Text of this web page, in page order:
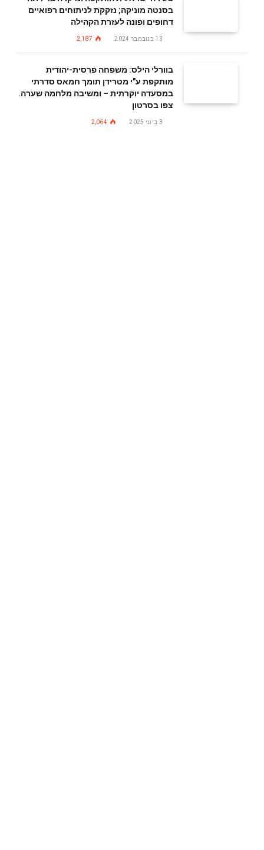
בסנטה מוניקה; נזקקת לניתוחים רפואיים
דחופים ופונה לעזרת הקהילה
13 בנובמבר 2024 2,187
בוורלי הילס: משפחה פרסית-יהודית
מותקפת ע"י מטרידן תומך חמאס סדרתי
במסעדה יוקרתית – ומשיבה מלחמה שערה.
צפו בסרטון
3 ביוני 2025 2,064